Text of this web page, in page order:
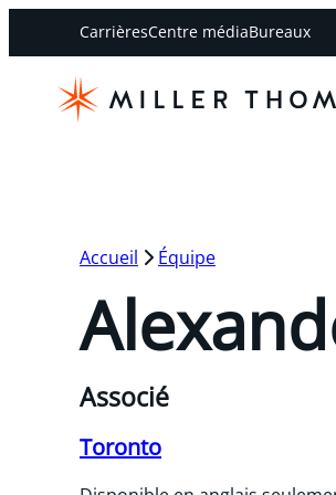
CarrièresCentre médiaBureaux
Accueil Équipe
Associé
Toronto